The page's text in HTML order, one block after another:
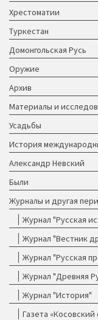
Хрестоматии
Туркестан
Домонгольская Русь
Оружие
Архив
Материалы и
Усадьбы
История
Александр Невский
Были
Журналы и другая
Журнал "Русская
Журнал "Вестник
Журнал "Русская
Журнал "Древняя
Журнал "История"
Газета